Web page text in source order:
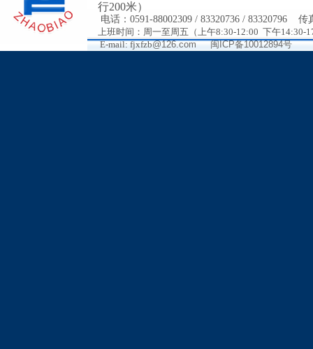
行200米）
电话： 0591-88002309 / 83320736 / 83320796 传
上班时间：周一至周五（上午8:30-12:00 下午14:30-
E-mail: fjxfzb@126.com 闽ICP备10012894号